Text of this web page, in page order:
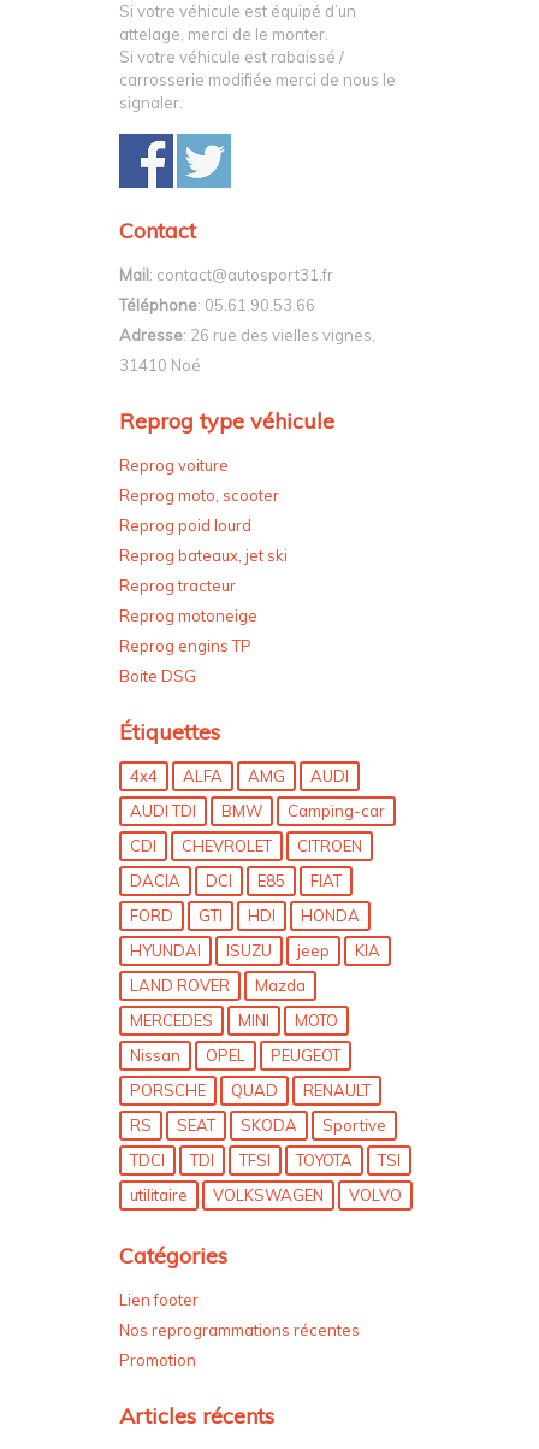
Si votre véhicule est équipé d’un
attelage, merci de le monter.
Si votre véhicule est rabaissé /
carrosserie modifiée merci de nous le
signaler.
Contact
Mail: contact@autosport31.fr
Téléphone: 05.61.90.53.66
Adresse: 26 rue des vielles vignes,
31410 Noé
Reprog type véhicule
Reprog voiture
Reprog moto, scooter
Reprog poid lourd
Reprog bateaux, jet ski
Reprog tracteur
Reprog motoneige
Reprog engins TP
Boite DSG
Étiquettes
4x4 ALFA AMG
AUDI
AUDI TDI
BMW
Camping-car
CDI
CHEVROLET
CITROEN
DACIA
DCI E85
FIAT
FORD
GTI HDI
HONDA
HYUNDAI
ISUZU jeep
KIA
LAND ROVER
Mazda
MERCEDES
MINI
MOTO
Nissan
OPEL
PEUGEOT
PORSCHE
QUAD
RENAULT
RS
SEAT SKODA
Sportive
TDCI
TDI TFSI TOYOTA
TSI
utilitaire
VOLKSWAGEN VOLVO
Catégories
Lien footer
Nos reprogrammations récentes
Promotion
Articles récents